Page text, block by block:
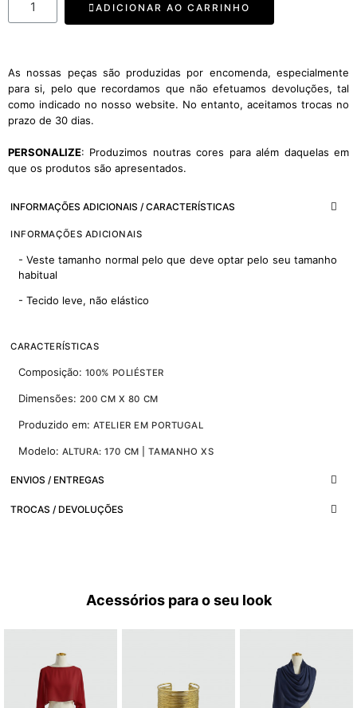
ADICIONAR AO CARRINHO
As nossas peças são produzidas por encomenda, especialmente
para si, pelo que recordamos que não efetuamos devoluções, tal
como indicado no nosso website. No entanto, aceitamos trocas no
prazo de 30 dias.
PERSONALIZE: Produzimos noutras cores para além daquelas em
que os produtos são apresentados.
INFORMAÇÕES ADICIONAIS / CARACTERÍSTICAS
INFORMAÇÕES ADICIONAIS
- Veste tamanho normal pelo que deve optar pelo seu tamanho
habitual
- Tecido leve, não elástico
CARACTERÍSTICAS
Composição: 100% POLIÉSTER
Dimensões: 200 CM X 80 CM
Produzido em: ATELIER EM PORTUGAL
Modelo: ALTURA: 170 CM | TAMANHO XS
ENVIOS / ENTREGAS
TROCAS / DEVOLUÇÕES
Acessórios para o seu look